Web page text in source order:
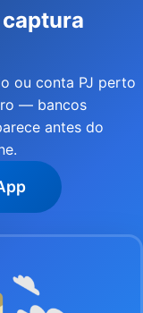
ou conta PJ perto
— bancos
antes do